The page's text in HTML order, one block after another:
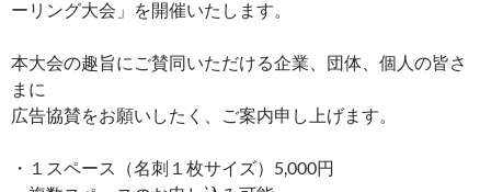
ーリング大会」を開催いたします。
本大会の趣旨にご賛同いただける企業、団体、個人の皆さ
まに
広告協賛をお願いしたく、ご案内申し上げます。
・１スペース（名刺１枚サイズ）5,000円